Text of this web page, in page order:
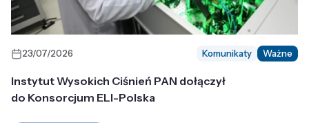
23/07/2026 Komunikaty Ważne
Instytut Wysokich Ciśnień PAN dołączył
do Konsorcjum ELI-Polska